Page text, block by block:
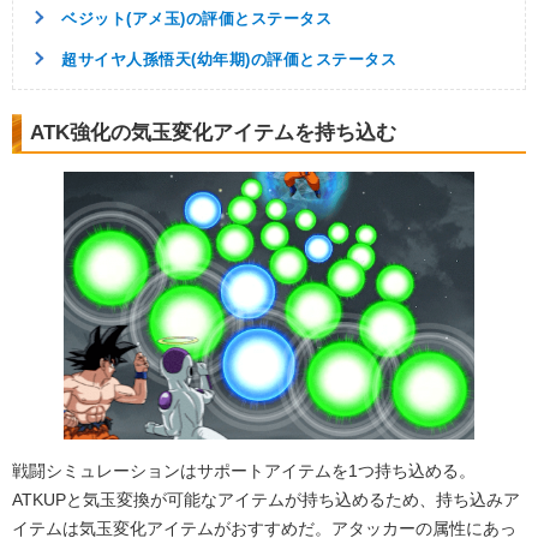
ベジット(アメ玉)の評価とステータス
超サイヤ人孫悟天(幼年期)の評価とステータス
ATK強化の気玉変化アイテムを持ち込む
戦闘シミュレーションはサポートアイテムを1つ持ち込める。
ATKUPと気玉変換が可能なアイテムが持ち込めるため、持ち込みア
イテムは気玉変化アイテムがおすすめだ。アタッカーの属性にあっ